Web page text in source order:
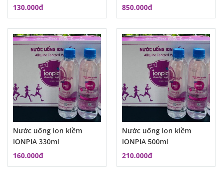
Maloby
130.000đ
RC1200
850.000đ
Nước uống ion kiềm
IONPIA 330ml
160.000đ
Nước uống ion kiềm
IONPIA 500ml
210.000đ